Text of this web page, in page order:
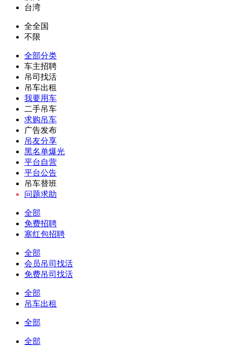
台湾
全全国
不限
全部分类
车主招聘
吊司找活
吊车出租
我要用车
二手吊车
求购吊车
广告发布
吊友分享
黑名单爆光
平台自营
平台公告
吊车替班
问题求助
全部
免费招聘
塞红包招聘
全部
会员吊司找活
免费吊司找活
全部
吊车出租
全部
全部